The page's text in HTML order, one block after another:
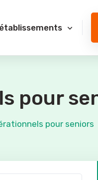
pour
pour seniors